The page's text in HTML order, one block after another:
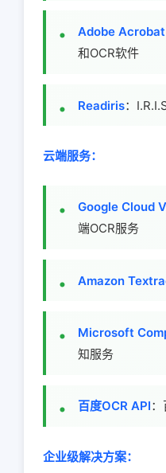
Adobe
和OCR软件
Readiris：
云端服务：
Google Cloud
端OCR服务
Amazon
Microsoft
知服务
百度OCR API
企业级解决方案：